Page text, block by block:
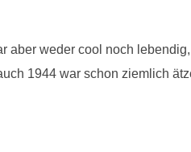
aber weder cool noch
1944 war schon ziemlich